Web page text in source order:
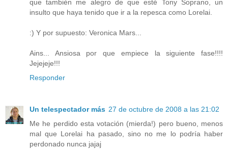
que también me alegro de que esté Tony Soprano, un
insulto que haya tenido que ir a la repesca como Lorelai.
:) Y por supuesto: Veronica Mars...
Ains... Ansiosa por que empiece la siguiente fase!!!!
Jejejeje!!!
Responder
Un telespectador más 27 de octubre de 2008 a las 21:02
Me he perdido esta votación (mierda!) pero bueno, menos
mal que Lorelai ha pasado, sino no me lo podría haber
perdonado nunca jajaj